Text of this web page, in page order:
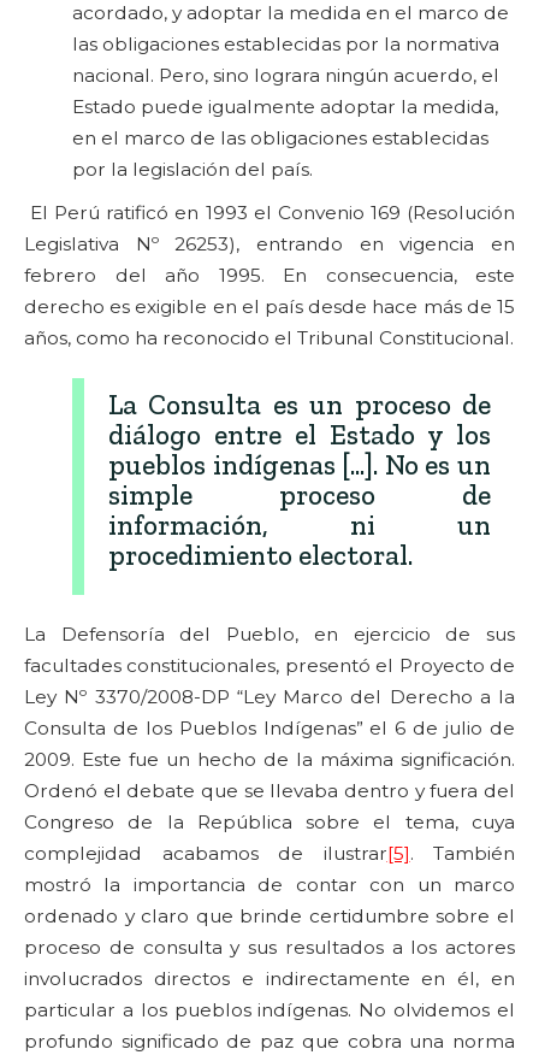
acordado, y adoptar la medida en el marco de
las obligaciones establecidas por la normativa
nacional. Pero, sino lograra ningún acuerdo, el
Estado puede igualmente adoptar la medida,
en el marco de las obligaciones establecidas
por la legislación del país.
El Perú ratificó en 1993 el Convenio 169 (Resolución
Legislativa Nº 26253), entrando en vigencia en
febrero del año 1995. En consecuencia, este
derecho es exigible en el país desde hace más de 15
años, como ha reconocido el Tribunal Constitucional.
La Consulta es un proceso de
diálogo entre el Estado y los
pueblos indígenas [...]. No es un
simple proceso de
información, ni un
procedimiento electoral.
La Defensoría del Pueblo, en ejercicio de sus
facultades constitucionales, presentó el Proyecto de
Ley Nº 3370/2008-DP “Ley Marco del Derecho a la
Consulta de los Pueblos Indígenas” el 6 de julio de
2009. Este fue un hecho de la máxima significación.
Ordenó el debate que se llevaba dentro y fuera del
Congreso de la República sobre el tema, cuya
complejidad acabamos de ilustrar[5]. También
mostró la importancia de contar con un marco
ordenado y claro que brinde certidumbre sobre el
proceso de consulta y sus resultados a los actores
involucrados directos e indirectamente en él, en
particular a los pueblos indígenas. No olvidemos el
profundo significado de paz que cobra una norma